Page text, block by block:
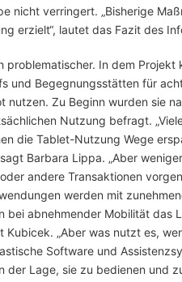
nicht verringert. „Bisherige
erzielt“, lautet das Fazit des
problematischer. In dem
und Begegnungsstätten für
nutzen. Zu Beginn wurden sie
Nutzung befragt.
die Tablet-Nutzung Wege
Barbara Lippa. „Aber
andere Transaktionen
werden mit
bei abnehmender Mobilität das
Kubicek. „Aber was nutzt es,
Software und
der Lage, sie zu bedienen und